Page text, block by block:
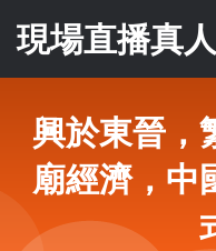
現場直播真
興於東晉，
廟經濟，中